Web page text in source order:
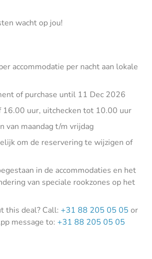
wacht op jou!
accommodatie per nacht aan lokale
of purchase until 11 Dec 2026
16.00 uur, uitchecken tot 10.00 uur
van maandag t/m vrijdag
om de reservering te wijzigen of
in de accommodaties en het
van speciale rookzones op het
this deal? Call: +31 88 205 05 05 or
message to: +31 88 205 05 05